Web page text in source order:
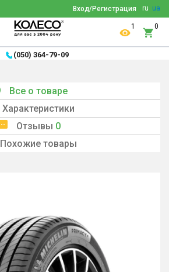
ru ua
Вход/Регистрация
1 0
(050) 364-79-09
Все о товаре
Характеристики
Отзывы 0
Похожие товары